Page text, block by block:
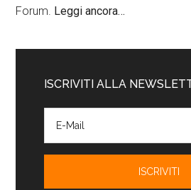
Forum. Leggi ancora…
ISCRIVITI ALLA